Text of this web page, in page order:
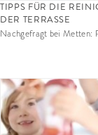
TIPPS FÜR DIE
DER TERRASSE
Nachgefragt bei Metten: